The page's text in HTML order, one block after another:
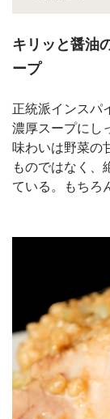
キリッと醤油
ープ
正統派インスパ
濃厚スープにし
味わいは野菜の
ものではなく、
ている。もちろ